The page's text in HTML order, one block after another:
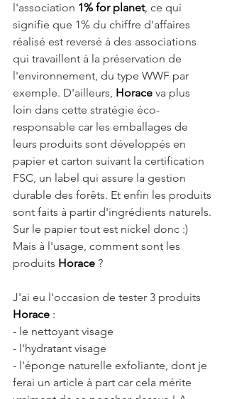
l'association 1% for planet, ce qui
signifie que 1% du chiffre d'affaires
réalisé est reversé à des associations
qui travaillent à la préservation de
l'environnement, du type WWF par
exemple. D'ailleurs, Horace va plus
loin dans cette stratégie éco-
responsable car les emballages de
leurs produits sont développés en
papier et carton suivant la certification
FSC, un label qui assure la gestion
durable des forêts. Et enfin les produits
sont faits à partir d'ingrédients naturels.
Sur le papier tout est nickel donc :)
Mais à l'usage, comment sont les
produits Horace ?
J'ai eu l'occasion de tester 3 produits
Horace :
- le nettoyant visage
- l'hydratant visage
- l'éponge naturelle exfoliante, dont je
ferai un article à part car cela mérite